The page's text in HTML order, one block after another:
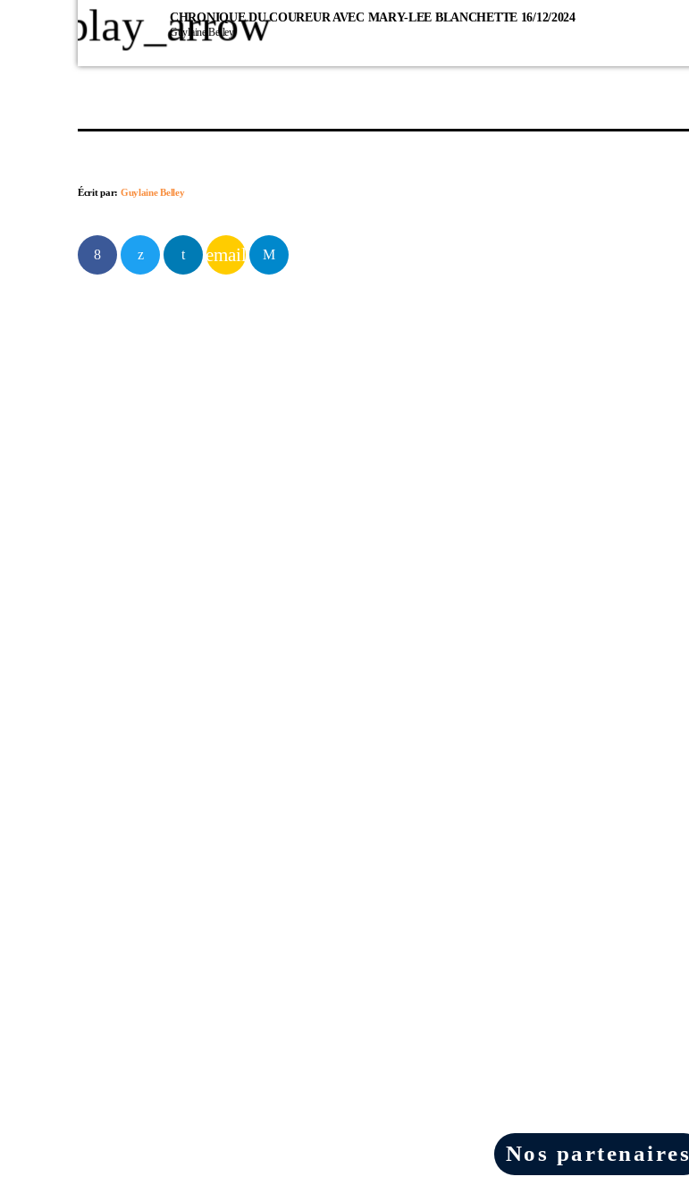
play_arrow
CHRONIQUE DU COUREUR AVEC MARY-LEE BLANCHETTE 16/12/2024
Guylaine Belley
Écrit par: Guylaine Belley
email
Nos partenaires